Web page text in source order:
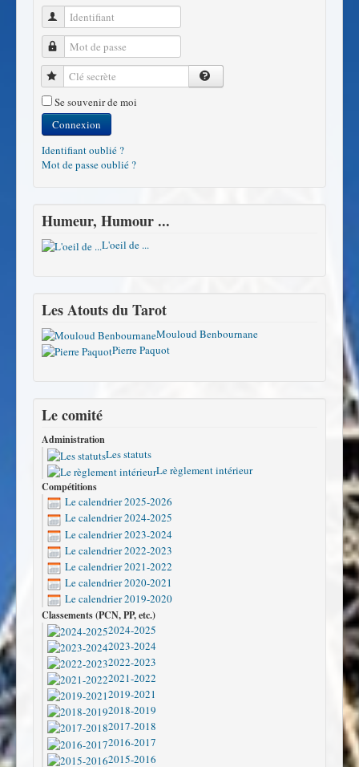
Identifiant
Mot de passe
Clé secrète
Se souvenir de moi
Connexion
Identifiant oublié ?
Mot de passe oublié ?
Humeur, Humour ...
L'oeil de ...
Les Atouts du Tarot
Mouloud Benbournane
Pierre Paquot
Le comité
Administration
Les statuts
Le règlement intérieur
Compétitions
Le calendrier 2025-2026
Le calendrier 2024-2025
Le calendrier 2023-2024
Le calendrier 2022-2023
Le calendrier 2021-2022
Le calendrier 2020-2021
Le calendrier 2019-2020
Classements (PCN, PP, etc.)
2024-2025
2023-2024
2022-2023
2021-2022
2019-2021
2018-2019
2017-2018
2016-2017
2015-2016